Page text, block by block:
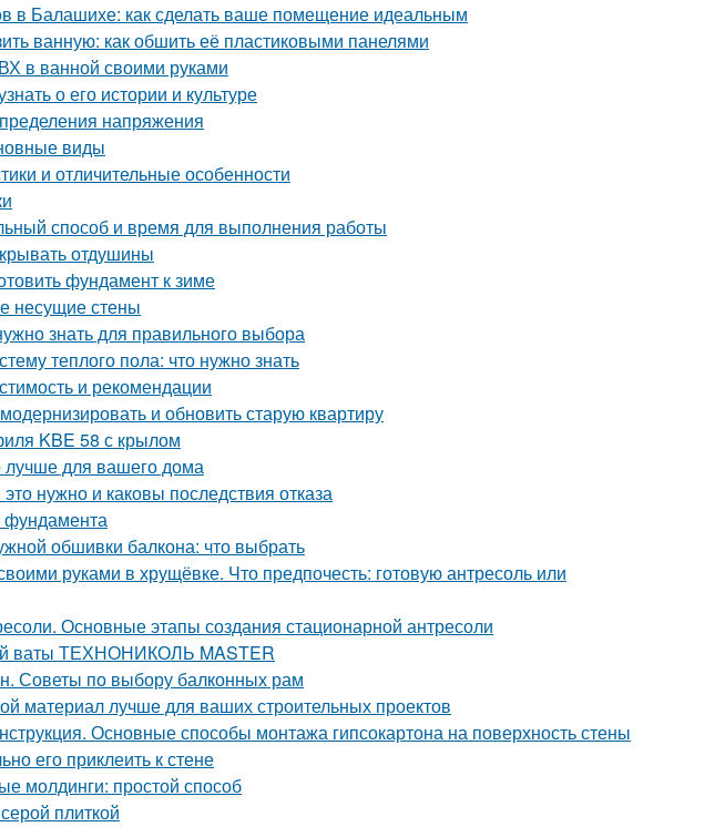
в Балашихе: как сделать ваше помещение идеальным
ванную: как обшить её пластиковыми панелями
в ванной своими руками
о его истории и культуре
напряжения
виды
и отличительные особенности
способ и время для выполнения работы
отдушины
фундамент к зиме
несущие стены
знать для правильного выбора
теплого пола: что нужно знать
и рекомендации
и обновить старую квартиру
KBE 58 с крылом
лучше для вашего дома
нужно и каковы последствия отказа
фундамента
обшивки балкона: что выбрать
руками в хрущёвке. Что предпочесть: готовую антресоль или
Основные этапы создания стационарной антресоли
ваты ТЕХНОНИКОЛЬ MASTER
Советы по выбору балконных рам
материал лучше для ваших строительных проектов
Основные способы монтажа гипсокартона на поверхность стены
его приклеить к стене
молдинги: простой способ
плиткой